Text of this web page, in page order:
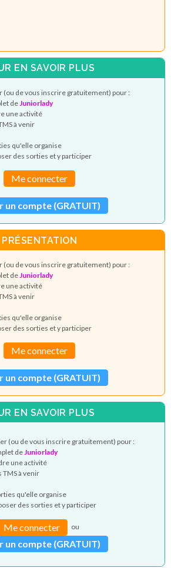
EN SAVOIR PLUS
(ou de vous inscrire gratuitement) pour :
deJuniorlady
une activité
à venir
qu'elle organise
des sorties et y participer
Me connecter
un compte (GRATUIT)
PRÉSENTATION
(ou de vous inscrire gratuitement) pour :
deJuniorlady
une activité
à venir
qu'elle organise
des sorties et y participer
Me connecter
un compte (GRATUIT)
EN SAVOIR PLUS
(ou de vous inscrire gratuitement) pour :
deJuniorlady
une activité
TMS à venir
qu'elle organise
des sorties et y participer
Me connecter ou
un compte (GRATUIT)